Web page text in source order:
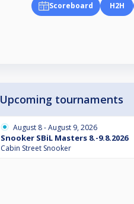
Scoreboard H2H
Upcoming tournaments
August 8 - August 9, 2026
Snooker SBiL Masters 8.-9.8.2026
Cabin Street Snooker